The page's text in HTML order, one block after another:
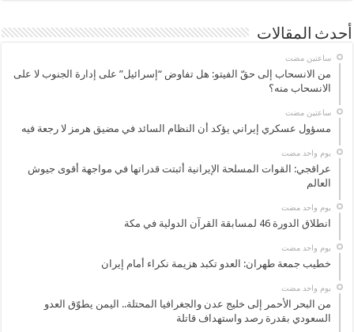
أحدث المقالات
‏ساعتين مضت
من الانسحاب إلى حقّ الفيتو: هل تفاوض “إسرائيل” على إدارة الجنوب لا على
الانسحاب منه؟
‏ساعتين مضت
مسؤول عسكري إيراني يؤكد أن النظام السائد في مضيق هرمز لا رجعة فيه
‏يوم واحد مضت
عراقجي: القوات المسلحة الإيرانية أثبتت قدراتها في مواجهة أقوى جيوش
العالم
‏يوم واحد مضت
انطلاق الدورة 46 لمسابقة القرآن الدولية في مكة
‏يوم واحد مضت
خطيب جمعة طهران: العدو تكبد هزيمة نكراء أمام إيران
‏يوم واحد مضت
من البحر الأحمر إلى خليج عدن والجغرافيا المحتلة.. اليمن يطوّق العدو
السعودي بقدرة رصد واستهداف قاتلة